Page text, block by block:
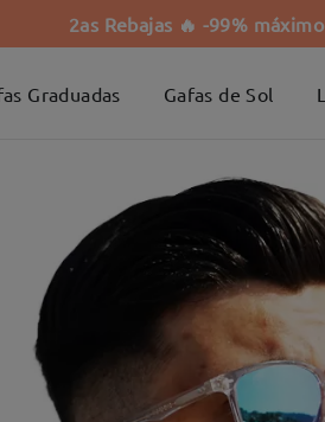
2as Rebajas 🔥 -99%
Graduadas Gafas de Sol